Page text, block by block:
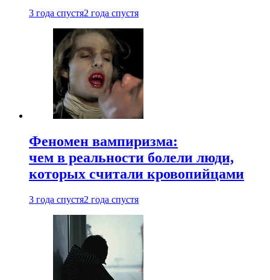
3 года спустя2 года спустя
Феномен вампиризма:
чем в реальности болели люди,
которых считали кровопийцами
3 года спустя2 года спустя